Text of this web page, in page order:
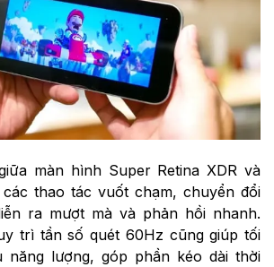
màn hình Super Retina XDR và
các thao tác vuốt chạm, chuyển đổi
ra mượt mà và phản hồi nhanh.
trì tần số quét 60Hz cũng giúp tối
năng lượng, góp phần kéo dài thời